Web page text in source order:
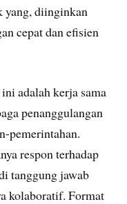
yang, diinginkan
cepat dan efisien
adalah kerja sama
penanggulangan
pemerintahan.
respon terhadap
tanggung jawab
kolaboratif. Format